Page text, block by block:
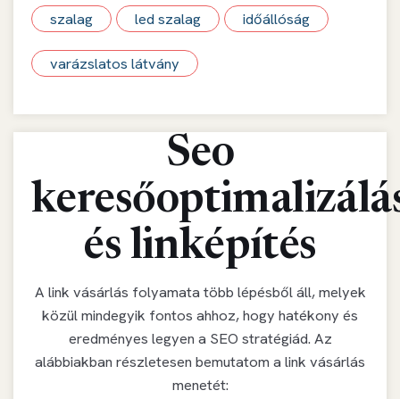
szalag led szalag időállóság
varázslatos látvány
Seo
és linképítés
A link vásárlás folyamata több lépésből áll, melyek
közül mindegyik fontos ahhoz, hogy hatékony és
eredményes legyen a SEO stratégiád. Az
alábbiakban részletesen bemutatom a link vásárlás
menetét: